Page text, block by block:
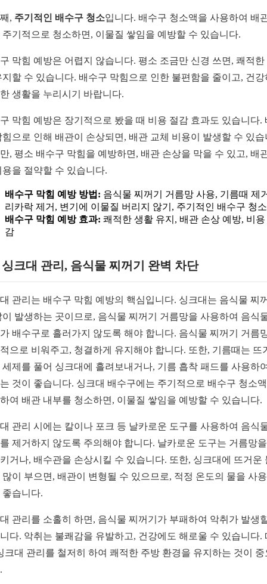
, 주기적인 배수구 청소입니다. 배수구 청소액을 사용하여 배
주기적으로 청소하면, 이물질 쌓임을 예방할 수 있습니다.
막힘 예방은 어렵지 않습니다. 평소 조금만 신경 쓰면, 쾌적한
지할 수 있습니다. 배수구 막힘으로 인한 불편함을 줄이고, 건강
생활을 누리시기 바랍니다.
막힘 예방은 장기적으로 봤을 때 비용 절감 효과도 있습니다.
힘으로 인해 배관이 손상되면, 배관 교체 비용이 발생할 수 있습
, 평소 배수구 막힘을 예방하면, 배관 손상을 막을 수 있고, 배
용을 절약할 수 있습니다.
배수구 막힘 예방 방법: 음식물 찌꺼기 거름망 사용, 기름때 제
리카락 제거, 변기에 이물질 버리지 않기, 주기적인 배수구 청소
배수구 막힘 예방 효과: 쾌적한 생활 유지, 배관 손상 예방, 비용
감
싱크대 관리, 음식물 찌꺼기 완벽 차단
관리는 배수구 막힘 예방의 핵심입니다. 싱크대는 음식물 찌
이 발생하는 곳이므로, 음식물 찌꺼기 거름망을 사용하여 음식
배수구로 흘러가지 않도록 해야 합니다. 음식물 찌꺼기 거름
으로 비워주고, 청결하게 유지해야 합니다. 또한, 기름때는 뜨
세제를 풀어 싱크대에 흘려보내거나, 기름 흡착 패드를 사용하
것이 좋습니다. 싱크대 배수구에는 주기적으로 배수구 청소
여 배관 내부를 청소하면, 이물질 쌓임을 예방할 수 있습니다.
관리 시에는 칼이나 포크 등 날카로운 도구를 사용하여 음식
제거하지 않도록 주의해야 합니다. 날카로운 도구는 거름망
거나, 배수관을 손상시킬 수 있습니다. 또한, 싱크대에 뜨거운
많이 부으면, 배관이 변형될 수 있으므로, 적정 온도의 물을 사
좋습니다.
관리를 소홀히 하면, 음식물 찌꺼기가 부패하여 악취가 발생
다. 악취는 불쾌감을 유발하고, 건강에도 해로울 수 있습니다.
크대 관리를 철저히 하여 쾌적한 주방 환경을 유지하는 것이 중